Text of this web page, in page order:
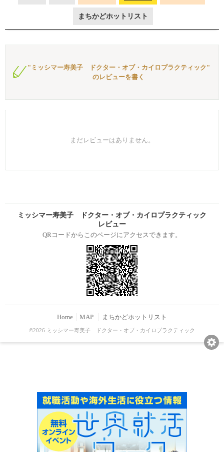
まちかどホットリスト
"ミッシマー寿美子 ドクター・オブ・カイロプラクティック"
のレビューを書く
まだレビューはありません。
ミッシマー寿美子 ドクター・オブ・カイロプラクティック
レビュー
QRコードからこのページにアクセスできます。
Home MAP まちかどホットリスト
©2026 ミッシマー寿美子 ドクター・オブ・カイロプラクティック